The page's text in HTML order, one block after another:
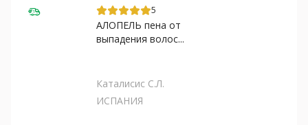
5
АЛОПЕЛЬ пена от
выпадения волос...
Каталисис С.Л.
ИСПАНИЯ